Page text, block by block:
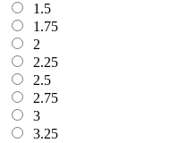
1.5
1.75
2
2.25
2.5
2.75
3
3.25